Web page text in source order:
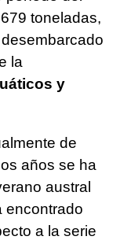
toneladas,
la
y
de
años se ha
austral
encontrado
a la serie